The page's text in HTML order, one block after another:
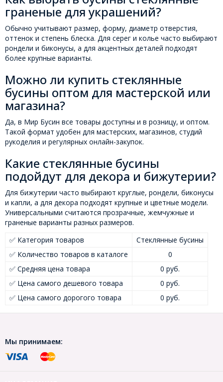
граненые для украшений?
Обычно учитывают размер, форму, диаметр отверстия,
оттенок и степень блеска. Для серег и колье часто выбирают
рондели и биконусы, а для акцентных деталей подходят
более крупные варианты.
Можно ли купить стеклянные
бусины оптом для мастерской или
магазина?
Да, в Мир Бусин все товары доступны и в розницу, и оптом.
Такой формат удобен для мастерских, магазинов, студий
рукоделия и регулярных онлайн-закупок.
Какие стеклянные бусины
подойдут для декора и бижутерии?
Для бижутерии часто выбирают круглые, рондели, биконусы
и капли, а для декора подходят крупные и цветные модели.
Универсальными считаются прозрачные, жемчужные и
граненые варианты разных размеров.
✅ Категория товаров
Стеклянные бусины
✅ Количество товаров в каталоге
0
✅ Средняя цена товара
0 руб.
✅ Цена самого дешевого товара
0 руб.
✅ Цена самого дорогого товара
0 руб.
Мы принимаем: